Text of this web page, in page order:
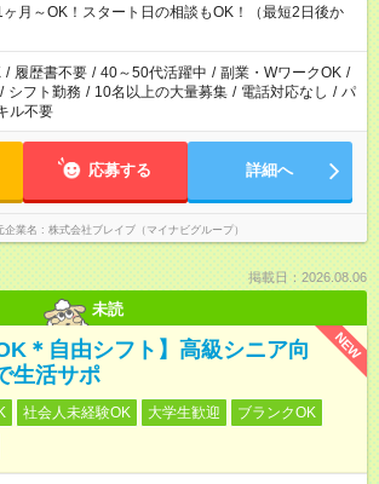
い」 「朝はゆっくりのスタートがいい」 「お昼の時
使いたい」 など、ご希望があれば教えてください
ヶ月～OK！スタート日の相談もOK！（最短2日後か
/ 履歴書不要 / 40～50代活躍中 / 副業・WワークOK /
/ シフト勤務 / 10名以上の大量募集 / 電話対応なし / パ
ル不要
応募する 詳細へ
企業名 株式会社ブレイブ（マイナビグループ）
掲載日：2026.08.06
未読
NEW
＊自由シフト】高級シニア向
生活サポ
社会人未経験OK 大学生歓迎
ブランクOK